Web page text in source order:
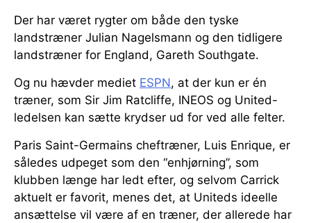
Der har været rygter om både den tyske
landstræner Julian Nagelsmann og den tidligere
landstræner for England, Gareth Southgate.
Og nu hævder mediet ESPN, at der kun er én
træner, som Sir Jim Ratcliffe, INEOS og United-
ledelsen kan sætte krydser ud for ved alle felter.
Paris Saint-Germains cheftræner, Luis Enrique, er
således udpeget som den “enhjørning”, som
klubben længe har ledt efter, og selvom Carrick
aktuelt er favorit, menes det, at Uniteds ideelle
ansættelse vil være af en træner, der allerede har